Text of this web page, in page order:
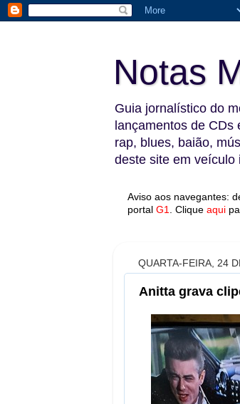
Notas
Guia jornalístico do
lançamentos de
rap, blues, baião,
deste site em veículo
Aviso aos navegantes:
portal G1 Clique aqui
QUARTA-FEIRA, 24
Anitta grava